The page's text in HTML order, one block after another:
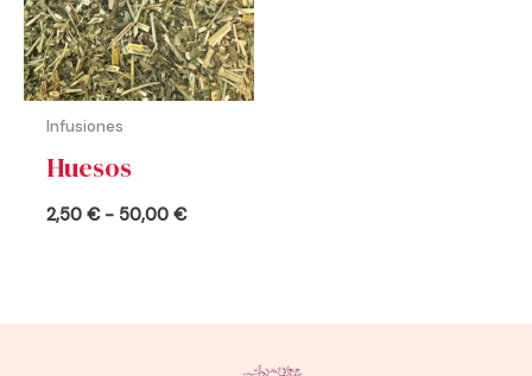
Infusiones
Huesos
2,50€ - 50,00€
50,00 €